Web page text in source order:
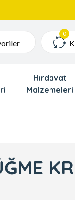
Hırdavat
Malzemeleri